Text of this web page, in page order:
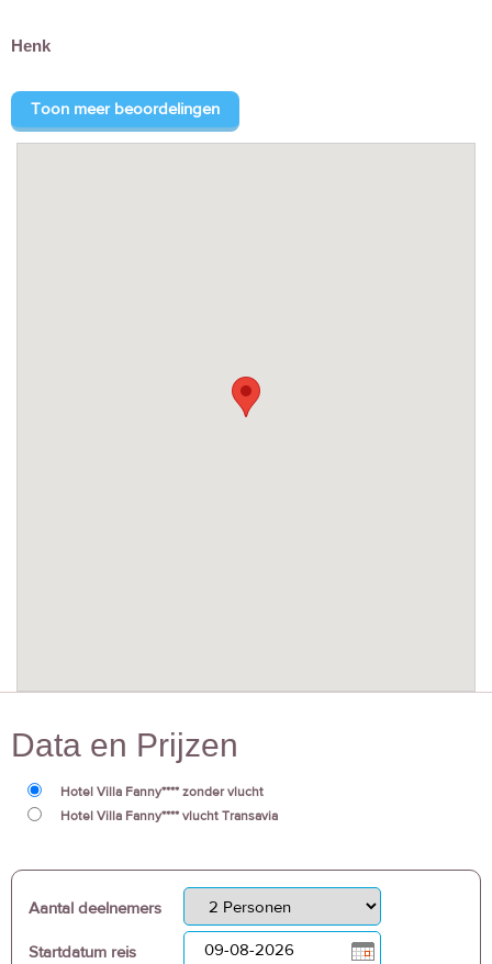
Henk
Toon meer beoordelingen
Data en Prijzen
Hotel Villa Fanny**** zonder vlucht
Hotel Villa Fanny**** vlucht Transavia
Aantal deelnemers
Startdatum reis